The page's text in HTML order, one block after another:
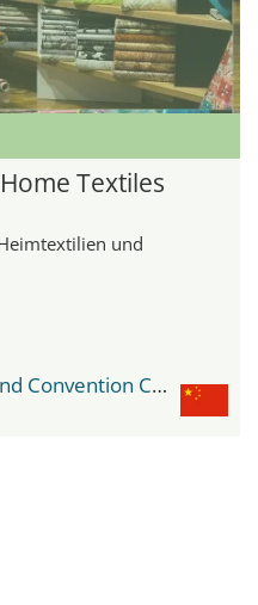
Textiles
und
NECC National Exhibition and Convention Center